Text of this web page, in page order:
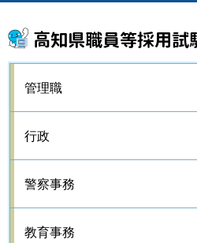
高知県職員等採用試
管理職
行政
警察事務
教育事務